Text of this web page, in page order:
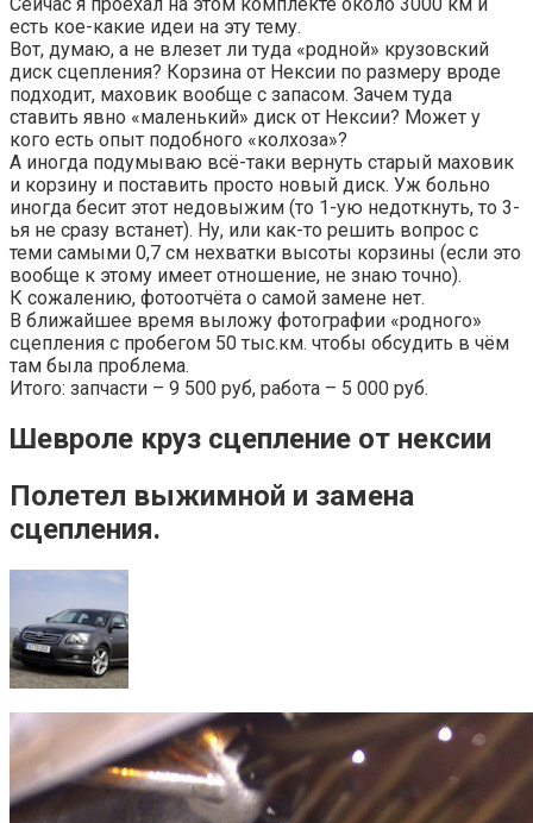
есть кое-какие идеи на эту тему.
Вот, думаю, а не влезет ли туда «родной» крузовский
диск сцепления? Корзина от Нексии по размеру вроде
подходит, маховик вообще с запасом. Зачем туда
ставить явно «маленький» диск от Нексии? Может у
кого есть опыт подобного «колхоза»?
А иногда подумываю всё-таки вернуть старый маховик
и корзину и поставить просто новый диск. Уж больно
иногда бесит этот недовыжим (то 1-ую недоткнуть, то 3-
ья не сразу встанет). Ну, или как-то решить вопрос с
теми самыми 0,7 см нехватки высоты корзины (если это
вообще к этому имеет отношение, не знаю точно).
К сожалению, фотоотчёта о самой замене нет.
В ближайшее время выложу фотографии «родного»
сцепления с пробегом 50 тыс.км. чтобы обсудить в чём
там была проблема.
Итого: запчасти – 9 500 руб, работа – 5 000 руб.
Шевроле круз сцепление от нексии
Полетел выжимной и замена
сцепления.